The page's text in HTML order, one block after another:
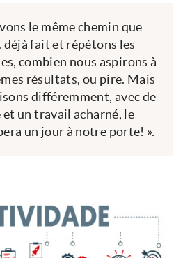
le même chemin que
fait et répétons les
combien nous aspirons à
résultats, ou pire. Mais
différemment, avec de
et un travail acharné, le
un jour à notre porte! ».